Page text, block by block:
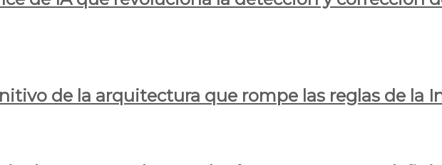
de la arquitectura que rompe las reglas de la